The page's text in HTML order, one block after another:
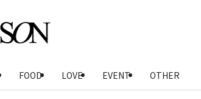
FOOD LOVE EVENT OTHER